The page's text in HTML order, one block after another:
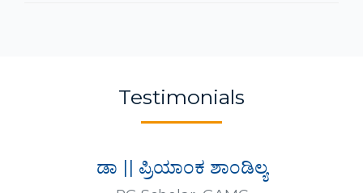
Testimonials